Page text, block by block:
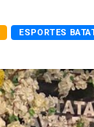
ESPORTES